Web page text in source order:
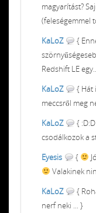
magyarítást?
(feleségemmel
KaLoZ
{
Redshift LE
KaLoZ
{ Hát
meccsről meg
KaLoZ
{
csodálkozok a
Eyesis
{
Valakinek
KaLoZ
{
nerf neki ... }